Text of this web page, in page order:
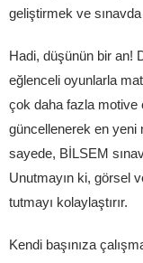
geliştirmek ve
Hadi, düşünün bir an!
eğlenceli oyunlarla
çok daha fazla motive
güncellenerek en yeni
sayede, BİLSEM
Unutmayın ki, görsel
tutmayı kolaylaştırır.
Kendi başınıza